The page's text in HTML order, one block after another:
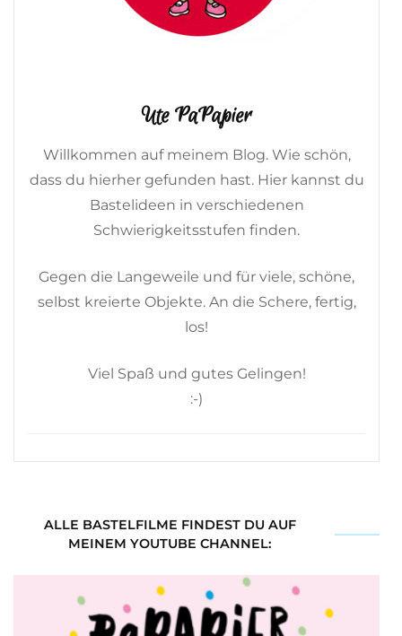
Ute PaPapier
Willkommen auf meinem Blog. Wie schön,
dass du hierher gefunden hast. Hier kannst du
Bastelideen in verschiedenen
Schwierigkeitsstufen finden.
Gegen die Langeweile und für viele, schöne,
selbst kreierte Objekte. An die Schere, fertig,
los!
Viel Spaß und gutes Gelingen!
:-)
ALLE BASTELFILME FINDEST DU AUF
MEINEM YOUTUBE CHANNEL: